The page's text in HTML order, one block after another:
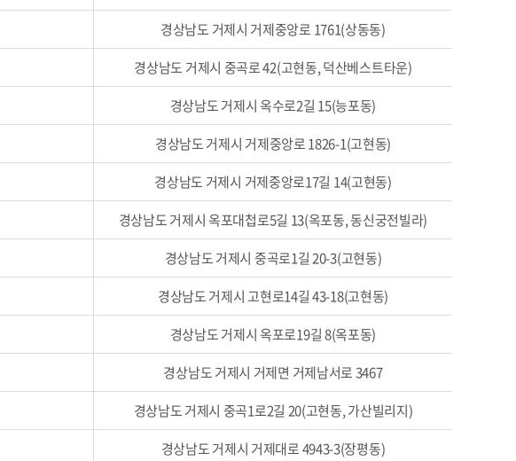
경상남도 거제시 거제중앙로 1761(상동동)
경상남도 거제시 중곡로 42(고현동, 덕산베스트타운)
경상남도 거제시 옥수로2길 15(능포동)
경상남도 거제시 거제중앙로 1826-1(고현동)
경상남도 거제시 거제중앙로17길 14(고현동)
경상남도 거제시 옥포대첩로5길 13(옥포동, 동신궁전빌라)
경상남도 거제시 중곡로1길 20-3(고현동)
경상남도 거제시 고현로14길 43-18(고현동)
경상남도 거제시 옥포로19길 8(옥포동)
경상남도 거제시 거제면 거제남서로 3467
경상남도 거제시 중곡1로2길 20(고현동, 가산빌리지)
경상남도 거제시 거제대로 4943-3(장평동)